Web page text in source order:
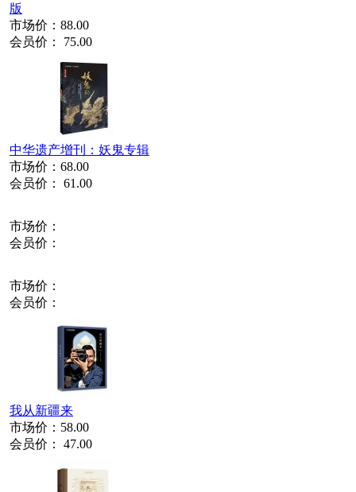
版
市场价： 88.00
会员价： 75.00
中华遗产增刊：妖鬼专辑
市场价： 68.00
会员价： 61.00
市场价：
会员价：
市场价：
会员价：
我从新疆来
市场价： 58.00
会员价： 47.00